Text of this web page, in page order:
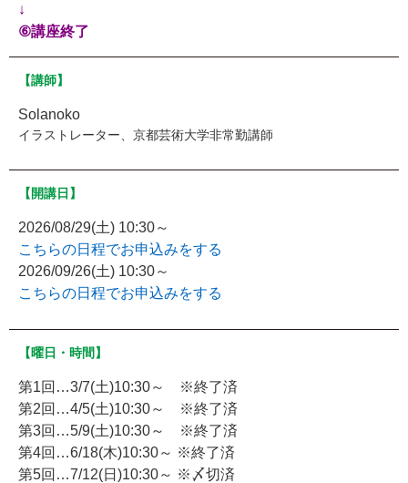
↓
⑥講座終了
【講師】
Solanoko
イラストレーター、京都芸術大学非常勤講師
【開講日】
2026/08/29(土) 10:30～
こちらの日程でお申込みをする
2026/09/26(土) 10:30～
こちらの日程でお申込みをする
【曜日・時間】
第1回…3/7(土)10:30～ ※終了済
第2回…4/5(土)10:30～ ※終了済
第3回…5/9(土)10:30～ ※終了済
第4回…6/18(木)10:30～ ※終了済
第5回…7/12(日)10:30～ ※〆切済